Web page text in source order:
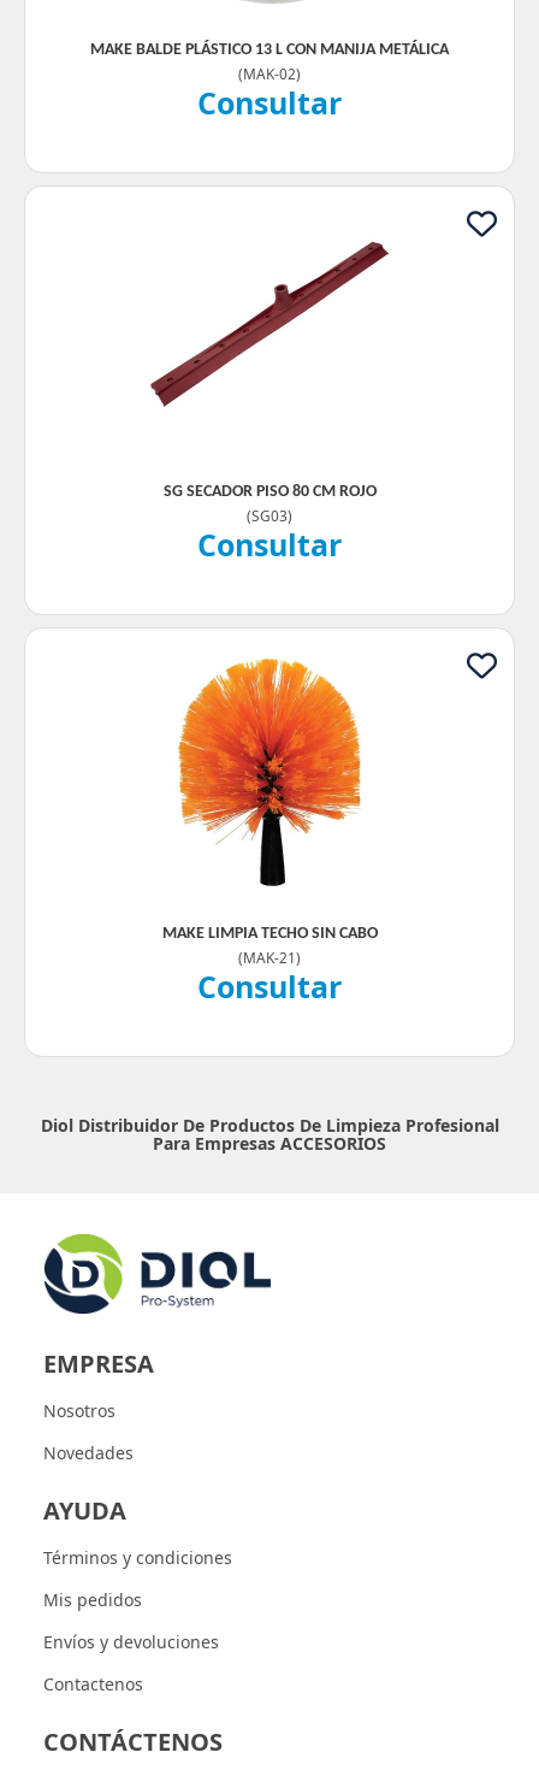
MAKE BALDE PLÁSTICO 13 L CON MANIJA METÁLICA
(MAK-02)
Consultar
SG SECADOR PISO 80 CM ROJO
(SG03)
Consultar
MAKE LIMPIA TECHO SIN CABO
(MAK-21)
Consultar
Diol Distribuidor De Productos De Limpieza Profesional
Para Empresas ACCESORIOS
EMPRESA
Nosotros
Novedades
AYUDA
Términos y condiciones
Mis pedidos
Envíos y devoluciones
Contactenos
CONTÁCTENOS